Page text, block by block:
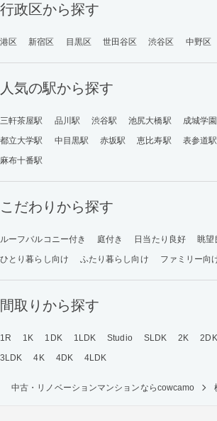
行政区から探す
港区 新宿区 目黒区 世田谷区 渋谷区 中野区
人気の駅から探す
三軒茶屋駅 品川駅 渋谷駅 池尻大橋駅 成城学
都立大学駅
中目黒駅 赤坂駅 恵比寿駅 表参道駅
麻布十番駅
こだわりから探す
ルーフバルコニー付き 庭付き 日当たり良好 眺望
ひとり暮らし向け
ふたり暮らし向け ファミリー向
間取りから探す
1R 1K 1DK 1LDK Studio SLDK 2K 2DK
3LDK
4K 4DK 4LDK
中古・リノベーションマンションならcowcamo